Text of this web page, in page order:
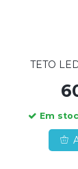
TETO
Em